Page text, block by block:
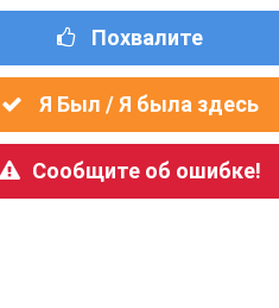
Похвалите
Я Был / Я была здесь
Сообщите об ошибке!